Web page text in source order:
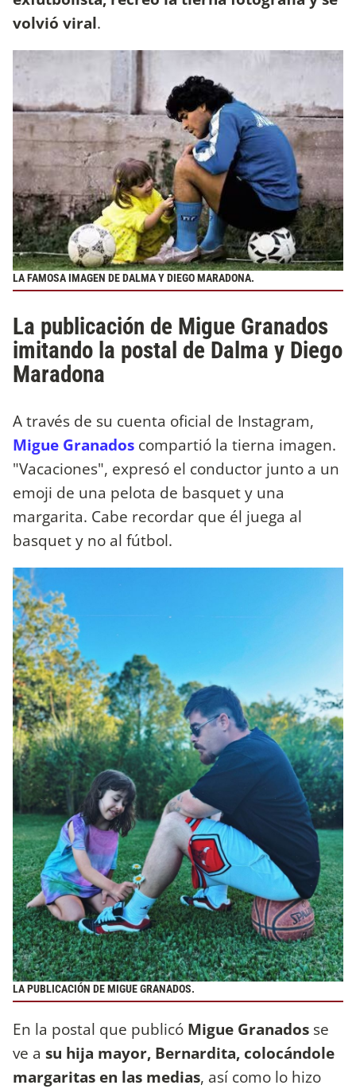
volvió viral.
LA FAMOSA IMAGEN DE DALMA Y DIEGO MARADONA.
La publicación de Migue Granados
imitando la postal de Dalma y Diego
Maradona
A través de su cuenta oficial de Instagram,
Migue Granados compartió la tierna imagen.
"Vacaciones", expresó el conductor junto a un
emoji de una pelota de basquet y una
margarita. Cabe recordar que él juega al
basquet y no al fútbol.
LA PUBLICACIÓN DE MIGUE GRANADOS.
En la postal que publicó Migue Granados se
ve a su hija mayor, Bernardita, colocándole
margaritas en las medias, así como lo hizo